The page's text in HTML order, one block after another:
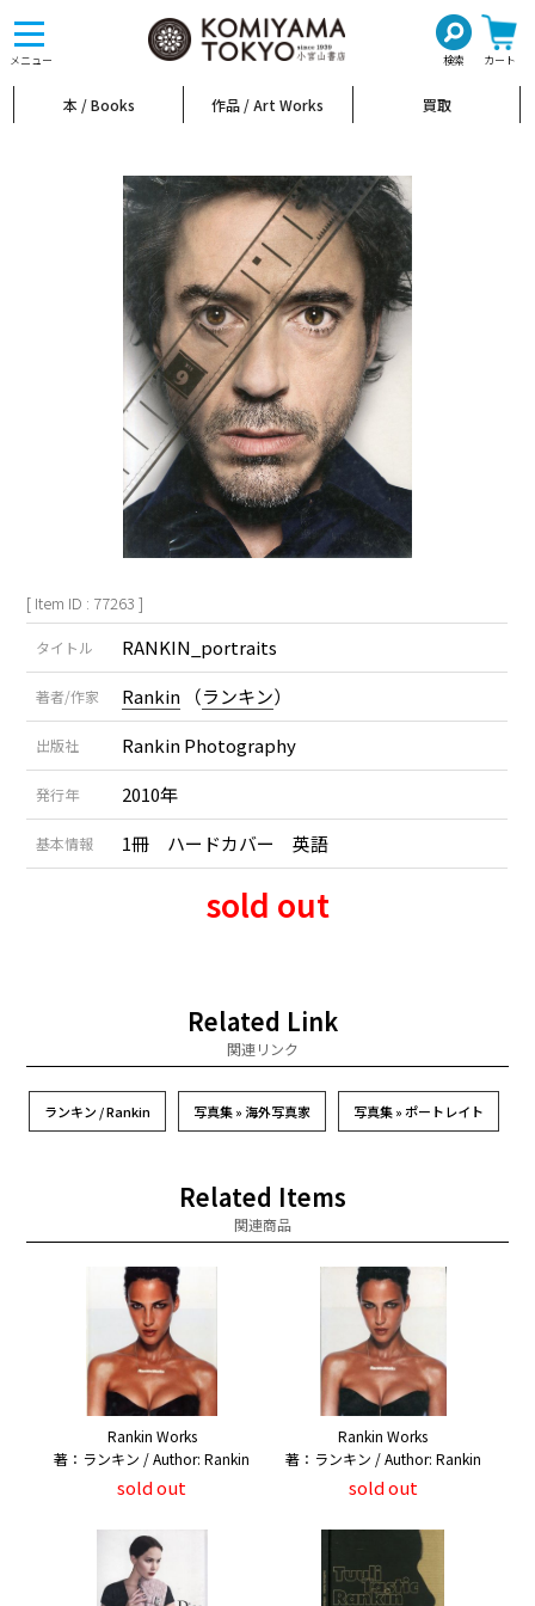
メニュー 検索 カート
toggle
navigation
本 / Books 作品 / Art Works 買取
[ Item ID : 77263 ]
タイトル RANKIN_portraits
著者/作家 Rankin （ランキン）
出版社 Rankin Photography
発行年 2010年
基本情報 1冊 ハードカバー 英語
sold out
Related Link
関連リンク
ランキン / Rankin 写真集 » 海外写真家 写真集 » ポートレイト
Related Items
関連商品
Rankin Works
著：ランキン / Author: Rankin
sold out
Rankin Works
著：ランキン / Author: Rankin
sold out